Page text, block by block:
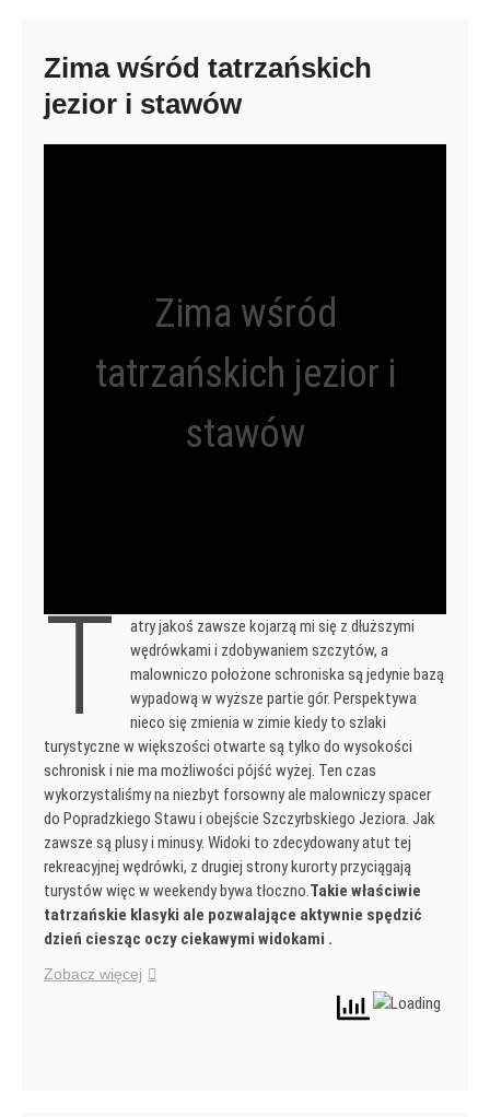
Zima wśród tatrzańskich
jezior i stawów
Zima wśród
tatrzańskich jezior i
stawów
T
atry jakoś zawsze kojarzą mi się z dłuższymi
wędrówkami i zdobywaniem szczytów, a
malowniczo położone schroniska są jedynie bazą
wypadową w wyższe partie gór. Perspektywa
nieco się zmienia w zimie kiedy to szlaki
turystyczne w większości otwarte są tylko do wysokości
schronisk i nie ma możliwości pójść wyżej. Ten czas
wykorzystaliśmy na niezbyt forsowny ale malowniczy spacer
do Popradzkiego Stawu i obejście Szczyrbskiego Jeziora. Jak
zawsze są plusy i minusy. Widoki to zdecydowany atut tej
rekreacyjnej wędrówki, z drugiej strony kurorty przyciągają
turystów więc w weekendy bywa tłoczno.Takie właściwie
tatrzańskie klasyki ale pozwalające aktywnie spędzić
dzień ciesząc oczy ciekawymi widokami .
Zobacz więcej